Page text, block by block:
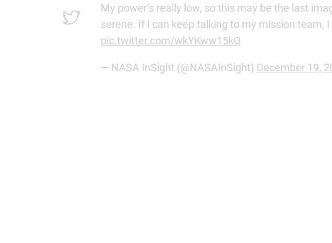
My power’s really low, so this may be the last
serene. If I can keep talking to my mission team,
pic.twitter.com/wkYKww15kQ
— NASA InSight (@NASAInSight) December 19,